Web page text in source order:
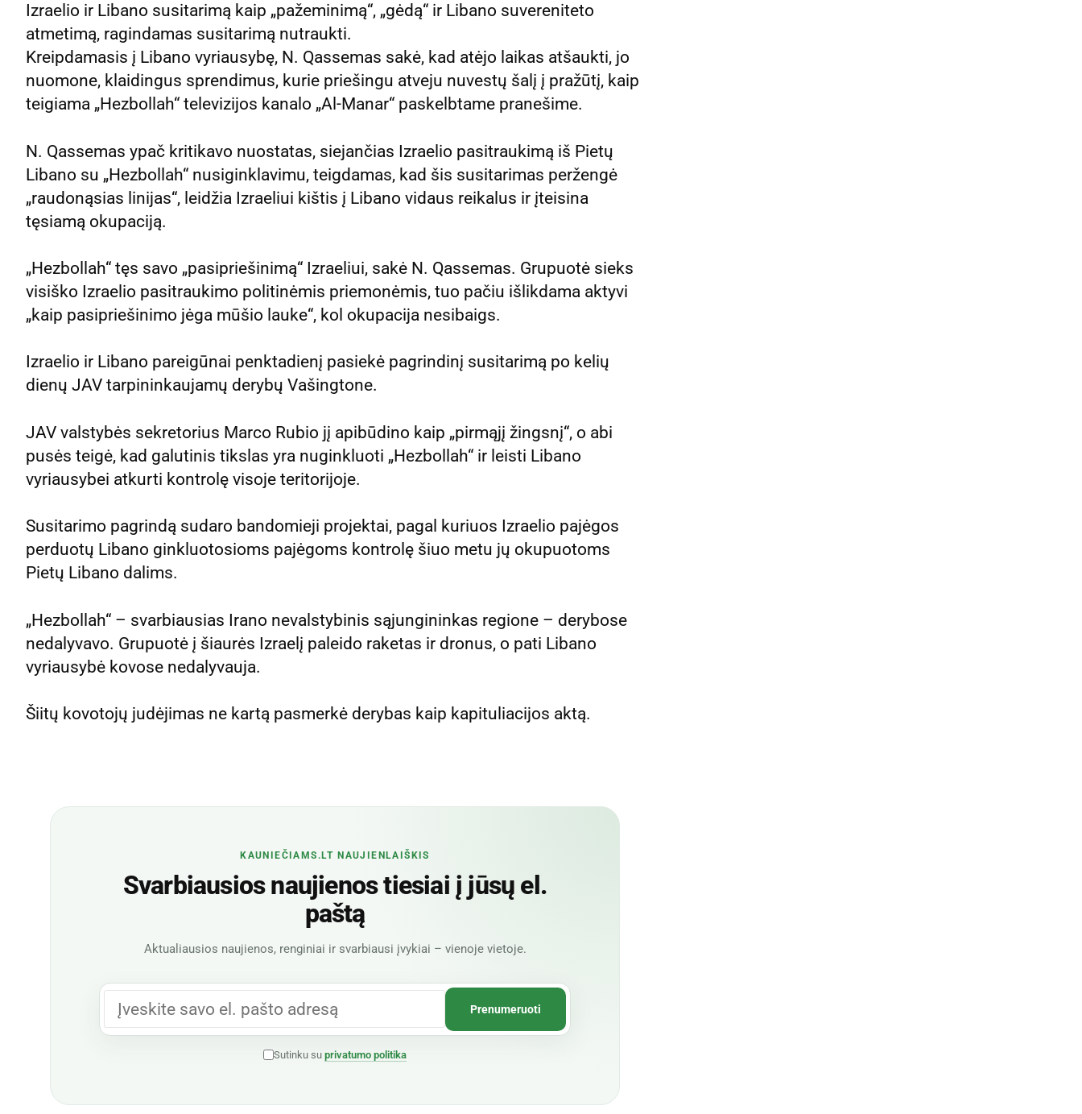
Izraelio ir Libano susitarimą kaip „pažeminimą“, „gėdą“ ir Libano suvereniteto
atmetimą, ragindamas susitarimą nutraukti.
Kreipdamasis į Libano vyriausybę, N. Qassemas sakė, kad atėjo laikas atšaukti, jo
nuomone, klaidingus sprendimus, kurie priešingu atveju nuvestų šalį į pražūtį, kaip
teigiama „Hezbollah“ televizijos kanalo „Al-Manar“ paskelbtame pranešime.
N. Qassemas ypač kritikavo nuostatas, siejančias Izraelio pasitraukimą iš Pietų
Libano su „Hezbollah“ nusiginklavimu, teigdamas, kad šis susitarimas peržengė
„raudonąsias linijas“, leidžia Izraeliui kištis į Libano vidaus reikalus ir įteisina
tęsiamą okupaciją.
„Hezbollah“ tęs savo „pasipriešinimą“ Izraeliui, sakė N. Qassemas. Grupuotė sieks
visiško Izraelio pasitraukimo politinėmis priemonėmis, tuo pačiu išlikdama aktyvi
„kaip pasipriešinimo jėga mūšio lauke“, kol okupacija nesibaigs.
Izraelio ir Libano pareigūnai penktadienį pasiekė pagrindinį susitarimą po kelių
dienų JAV tarpininkaujamų derybų Vašingtone.
JAV valstybės sekretorius Marco Rubio jį apibūdino kaip „pirmąjį žingsnį“, o abi
pusės teigė, kad galutinis tikslas yra nuginkluoti „Hezbollah“ ir leisti Libano
vyriausybei atkurti kontrolę visoje teritorijoje.
Susitarimo pagrindą sudaro bandomieji projektai, pagal kuriuos Izraelio pajėgos
perduotų Libano ginkluotosioms pajėgoms kontrolę šiuo metu jų okupuotoms
Pietų Libano dalims.
„Hezbollah“ – svarbiausias Irano nevalstybinis sąjungininkas regione – derybose
nedalyvavo. Grupuotė į šiaurės Izraelį paleido raketas ir dronus, o pati Libano
vyriausybė kovose nedalyvauja.
Šiitų kovotojų judėjimas ne kartą pasmerkė derybas kaip kapituliacijos aktą.
KAUNIEČIAMS.LT NAUJIENLAIŠKIS
Svarbiausios naujienos tiesiai į jūsų el.
paštą
Aktualiausios naujienos, renginiai ir svarbiausi įvykiai – vienoje vietoje.
Sutinku su privatumo politika